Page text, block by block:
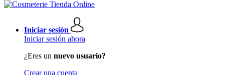
Iniciar sesión
Iniciar sesión ahora
¿Eres un nuevo usuario?
Crear una cuenta